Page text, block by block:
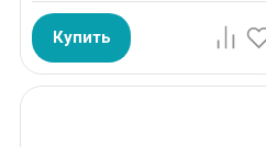
Купить